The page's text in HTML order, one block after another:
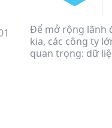
Để mở rộng lãnh
kia, các công ty
quan trọng: dữ